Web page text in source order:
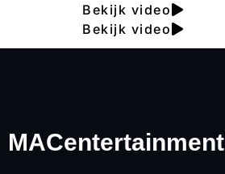
Bekijk video
Bekijk video
MACentertainment